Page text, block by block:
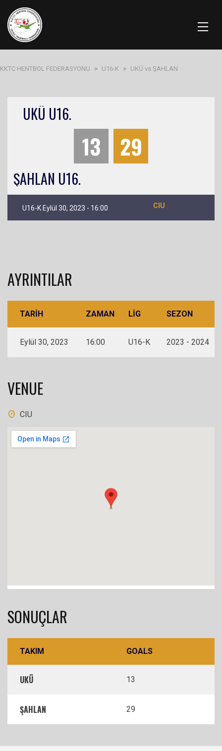
KKTC HENTBOL FEDERASYONU > U16-K > UKÜ vs ŞAHLAN
UKÜ U16.
13 29
ŞAHLAN U16.
U16-K Eylül 30, 2023 - 16:00 CIU
AYRINTILAR
TARIH ZAMAN LIG SEZON
Eylül 30, 2023 16:00 U16-K 2023 - 2024
VENUE
CIU
SONUÇLAR
TAKIM GOALS
UKÜ 13
ŞAHLAN 29